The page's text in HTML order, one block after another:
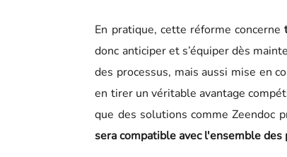
En pratique, cette réforme concerne
donc anticiper et s’équiper dès
des processus, mais aussi mise en
en tirer un véritable avantage
que des solutions comme Zeendoc
sera compatible avec l'ensemble